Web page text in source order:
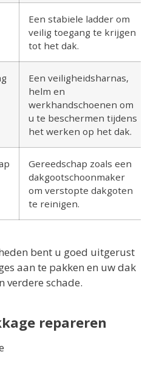
Een stabiele ladder om
veilig toegang te krijgen
tot het dak.
Een veiligheidsharnas,
helm en
werkhandschoenen om
u te beschermen tijdens
het werken op het dak.
Gereedschap zoals een
dakgootschoonmaker
om verstopte dakgoten
te reinigen.
bent u goed uitgerust
aan te pakken en uw dak
verdere schade.
repareren